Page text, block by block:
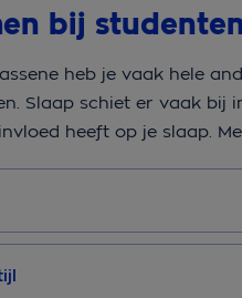
bij
heb je vaak hele
Slaap schiet er vaak bij
heeft op je slaap.